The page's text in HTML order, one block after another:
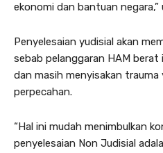
ekonomi dan bantuan negara,”
Penyelesaian yudisial akan
sebab pelanggaran HAM
dan masih menyisakan
perpecahan.
“Hal ini mudah menimbulkan
penyelesaian Non Judisial